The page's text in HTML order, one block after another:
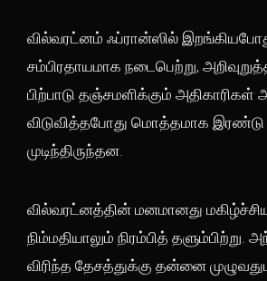
வில்வரட்னம் ஃப்ரான்ஸில்
சம்பிரதாயமாக நடைபெற்று,
பிற்பாடு தஞ்சமளிக்கும் அதிகாரிகள்
விடுவித்தபோது மொத்தமாக
முடிந்திருந்தன.
வில்வரட்னத்தின் மனமானது
நிம்மதியாலும் நிரம்பித் தளும்பிற்று.
விரிந்த தேசத்துக்கு தன்னை